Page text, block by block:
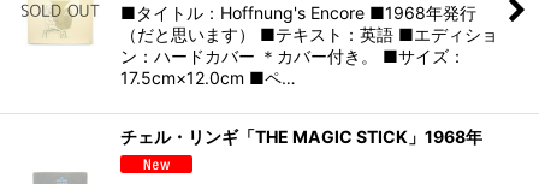
■タイトル：Hoffnung's Encore ■1968年発行
（だと思います） ■テキスト：英語 ■エディショ
ン：ハードカバー ＊カバー付き。 ■サイズ：
17.5cm×12.0cm ■ペ…
チェル・リンギ「THE MAGIC STICK」1968年